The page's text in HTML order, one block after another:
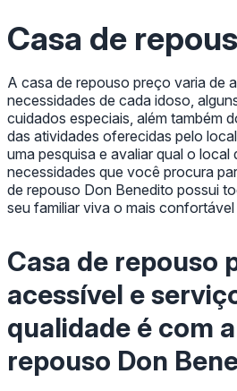
Casa de
A casa de repouso preço varia de
necessidades de cada idoso,
cuidados especiais, além também
das atividades oferecidas pelo
uma pesquisa e avaliar qual o local
necessidades que você procura
de repouso Don Benedito possui
seu familiar viva o mais
Casa de repouso
acessível e
qualidade é com
repouso Don